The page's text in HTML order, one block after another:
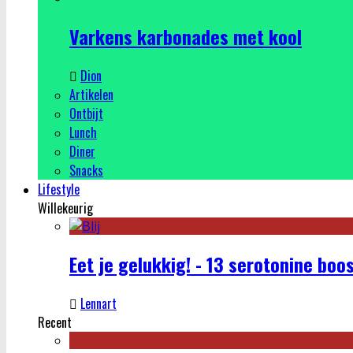
Varkens karbonades met kool
Dion
Artikelen
Ontbijt
Lunch
Diner
Snacks
Lifestyle
Willekeurig
Eet je gelukkig! - 13 serotonine
Lennart
Recent